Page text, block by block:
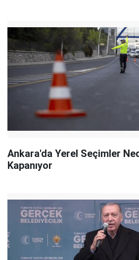
Ankara'da Yerel Seçimler
Kapanıyor